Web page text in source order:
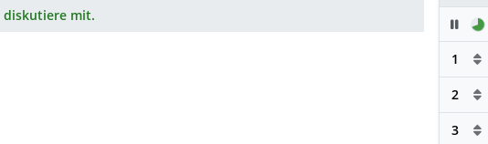
diskutiere mit.
1
2
3